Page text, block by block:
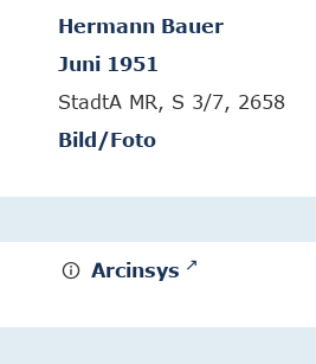
Hermann Bauer
Juni 1951
StadtA MR, S 3/7, 2658
Bild/Foto
Arcinsys